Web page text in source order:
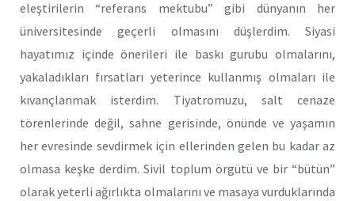
eleştirilerin “referans mektubu” gibi dünyanın her
üniversitesinde geçerli olmasını düşlerdim. Siyasi
hayatımız içinde önerileri ile baskı gurubu olmalarını,
yakaladıkları fırsatları yeterince kullanmış olmaları ile
kıvançlanmak isterdim. Tiyatromuzu, salt cenaze
törenlerinde değil, sahne gerisinde, önünde ve yaşamın
her evresinde sevdirmek için ellerinden gelen bu kadar az
olmasa keşke derdim. Sivil toplum örgütü ve bir “bütün”
olarak yeterli ağırlıkta olmalarını ve masaya vurduklarında